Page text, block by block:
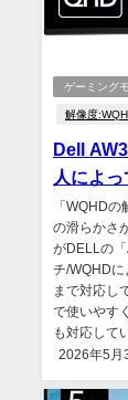
ゲーミング
解像度
Dell
人によ
「WQHD
の滑らかさ
がDELLの
チ/WQHD
まで対応し
で使いやす
も対応して
2026年5月